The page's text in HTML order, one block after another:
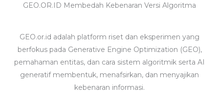
GEO.OR.ID Membedah Kebenaran Versi Algoritma
GEO.or.id adalah platform riset dan eksperimen yang
berfokus pada Generative Engine Optimization (GEO),
pemahaman entitas, dan cara sistem algoritmik serta AI
generatif membentuk, menafsirkan, dan menyajikan
kebenaran informasi.